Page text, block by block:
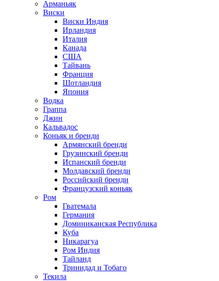
Арманьяк
Виски
Виски Индия
Ирландия
Италия
Канада
США
Тайвань
Франция
Шотландия
Япония
Водка
Граппа
Джин
Кальвадос
Коньяк и бренди
Армянский бренди
Грузинский бренди
Испанский бренди
Молдавский бренди
Российский бренди
Французский коньяк
Ром
Гватемала
Германия
Доминиканская Республика
Куба
Никарагуа
Ром Индия
Тайланд
Тринидад и Тобаго
Текила